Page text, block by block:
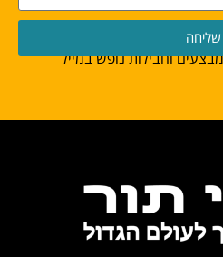
וחבילות נופש במייל
שליחה